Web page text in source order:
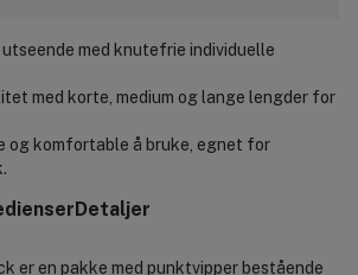
med knutefrie individuelle
med korte, medium og lange lengder for
og komfortable å bruke, egnet for
Detaljer
er en pakke med punktvipper bestående